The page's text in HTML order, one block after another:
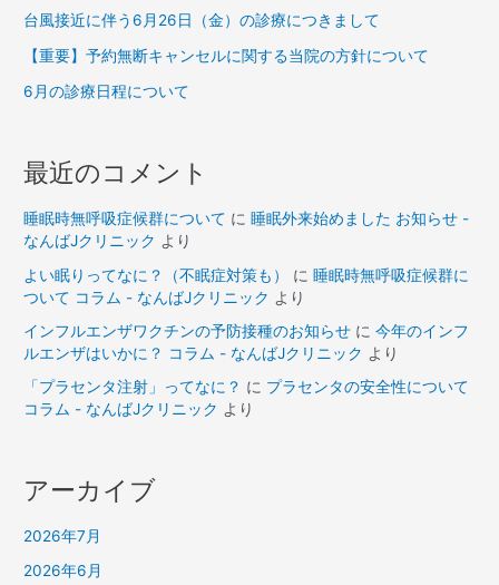
台風接近に伴う6月26日（金）の診療につきまして
【重要】予約無断キャンセルに関する当院の方針について
6月の診療日程について
最近のコメント
睡眠時無呼吸症候群について に睡眠外来始めました お知らせ -
なんばJクリニック より
よい眠りってなに？（不眠症対策も）
に 睡眠時無呼吸症候群に
ついて コラム - なんばJクリニック より
インフルエンザワクチンの予防接種のお知らせ に今年のインフ
ルエンザはいかに？ コラム - なんばJクリニック より
「プラセンタ注射」ってなに？ に プラセンタの安全性について
コラム - なんばJクリニック より
アーカイブ
2026年7月
2026年6月